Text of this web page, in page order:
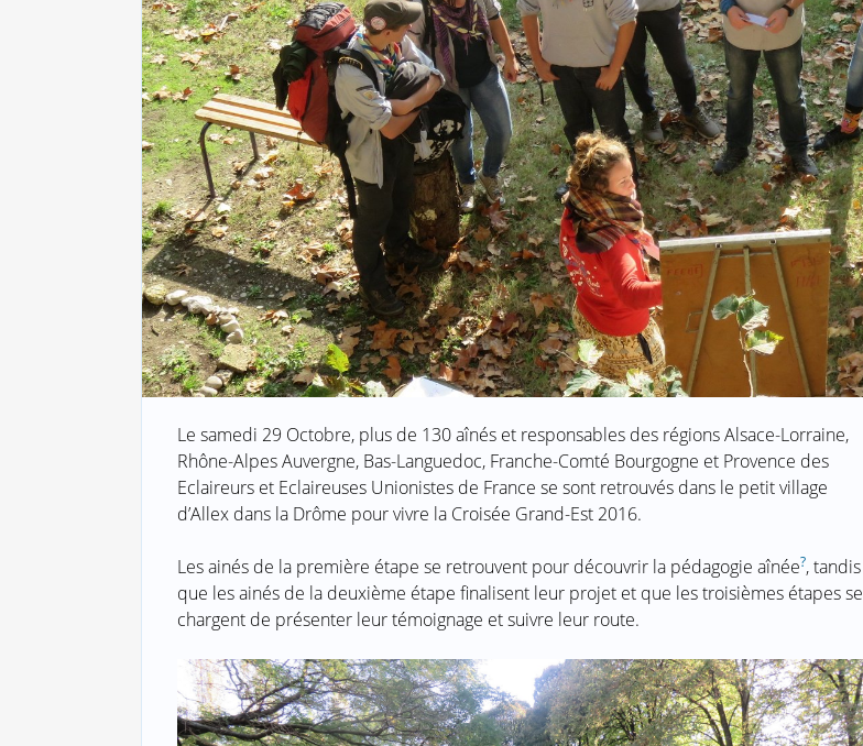
Le samedi 29 Octobre, plus de 130 aînés et responsables des régions Alsace-Lorraine,
Rhône-Alpes Auvergne, Bas-Languedoc, Franche-Comté Bourgogne et Provence des
Eclaireurs et Eclaireuses Unionistes de France se sont retrouvés dans le petit village
d’Allex dans la Drôme pour vivre la Croisée Grand-Est 2016.
Les ainés de la première étape se retrouvent pour découvrir la pédagogie aînée?, tandis
que les ainés de la deuxième étape finalisent leur projet et que les troisièmes étapes se
chargent de présenter leur témoignage et suivre leur route.